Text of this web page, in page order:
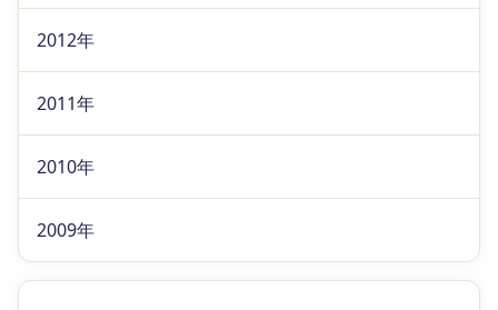
2012年
2011年
2010年
2009年